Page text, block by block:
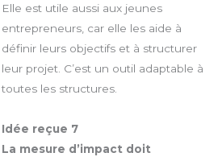
Elle est utile aussi aux jeunes
entrepreneurs, car elle les aide à
définir leurs objectifs et à structurer
leur projet. C’est un outil adaptable à
toutes les structures.
Idée reçue 7
La mesure d’impact doit